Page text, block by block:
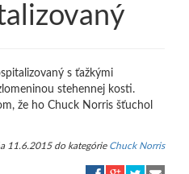
s ťažkými
stehennej kosti.
že ho Chuck Norris šťuchol
11.6.2015 do kategórie Chuck Norris